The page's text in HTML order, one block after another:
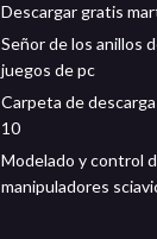
Descargar gratis
Señor de los anillos
juegos de pc
Carpeta de
10
Modelado y control
manipuladores